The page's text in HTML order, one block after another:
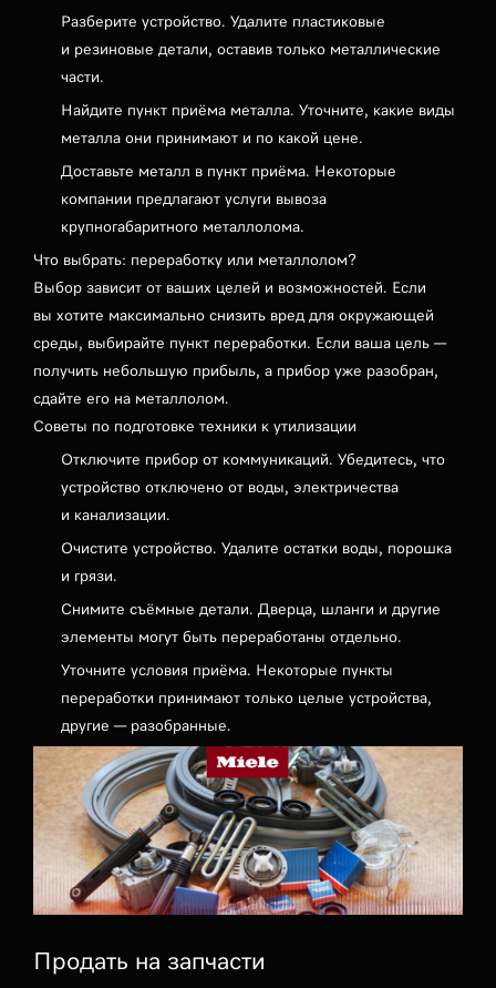
Разберите устройство. Удалите пластиковые
и резиновые детали, оставив только металлические
части.
Найдите пункт приёма металла. Уточните, какие виды
металла они принимают и по какой цене.
Доставьте металл в пункт приёма. Некоторые
компании предлагают услуги вывоза
крупногабаритного металлолома.
Что выбрать: переработку или металлолом?
Выбор зависит от ваших целей и возможностей. Если
вы хотите максимально снизить вред для окружающей
среды, выбирайте пункт переработки. Если ваша цель —
получить небольшую прибыль, а прибор уже разобран,
сдайте его на металлолом.
Советы по подготовке техники к утилизации
Отключите прибор от коммуникаций. Убедитесь, что
устройство отключено от воды, электричества
и канализации.
Очистите устройство. Удалите остатки воды, порошка
и грязи.
Снимите съёмные детали. Дверца, шланги и другие
элементы могут быть переработаны отдельно.
Уточните условия приёма. Некоторые пункты
переработки принимают только целые устройства,
другие — разобранные.
Продать на запчасти